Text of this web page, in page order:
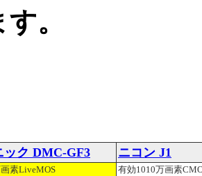
。
ック DMC-GF3 ニコン J1
素LiveMOS
有効1010万画素